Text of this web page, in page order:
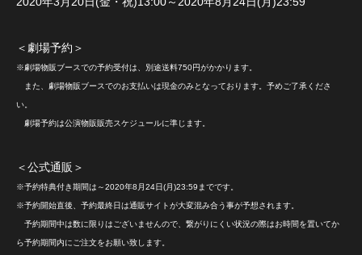
＜劇場予約＞
※劇場物販ブースでの予約受付は、別途送料750円がかかります。
また、劇場物販ブースでのお支払いは現金のみとなっております。予めご了承くださ
い。
劇場予約は公演物販販売スケジュールに準じます。
＜公式通販＞
※予約特典付き期間は～2020年8月24日(月)23:59までです。
※予約開始直後、予約最終日は通販サイトが大変混み合う事が予想されます。
予約期間中は数に限りはございませんので、繋がりにくい状況の際はお時間を置いてか
ら予約期間内にご注文をお願い致します。